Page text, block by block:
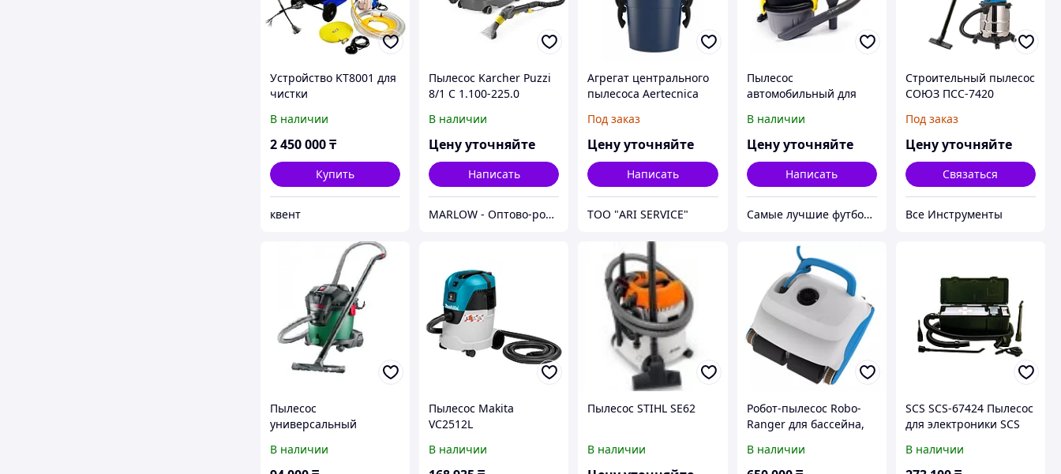
Устройство KT8001 для
чистки
В наличии
2 450 000₸
Купить
квент
Пылесос Karcher Puzzi
8/1 C 1.100-225.0
В наличии
Цену уточняйте
Написать
MARLOW - Оптово-розничный склад.
Агрегат центрального
пылесоса Aertecnica
Unit - TP1
Под заказ
Цену уточняйте
Написать
ТОО "ARI SERVICE"
Пылесос
автомобильный для
уборки Speed Line SL-
2018
В наличии
Цену уточняйте
Написать
Самые лучшие футболки на планете продаются тут.
Строительный пылесос
СОЮЗ ПСС-7420
Под заказ
Цену уточняйте
Связаться
Все Инструменты
Пылесос
универсальный
В наличии
Пылесос Makita
VC2512L
В наличии
Пылесос STIHL SE62
В наличии
Робот-пылесос Robo-
Ranger для бассейна,
В наличии
SCS SCS-67424 Пылесос
для электроники SCS
офисной оргтехники
В наличии